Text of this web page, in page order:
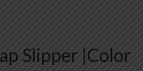
Slipper |Color